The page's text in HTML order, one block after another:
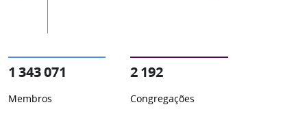
1 343 071
Membros
2 192
Congregações